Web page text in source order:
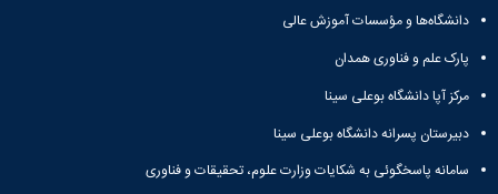
دانشگاه‌ها و مؤسسات آموزش عالی
پارک علم و فناوری همدان
مرکز آپا دانشگاه بوعلی سینا
دبیرستان پسرانه دانشگاه بوعلی سینا
سامانه پاسخگوئی به شکایات وزارت علوم، تحقیقات و فناوری